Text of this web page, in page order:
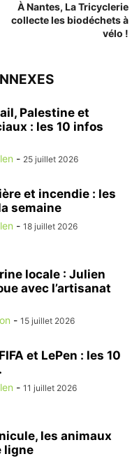
À Nantes, La Tricyclerie
collecte les biodéchets à
vélo !
Palestine et
: les 10 infos
- 25 juillet 2026
et incendie : les
semaine
- 18 juillet 2026
locale : Julien
avec l’artisanat
- 15 juillet 2026
et LePen : les 10
- 11 juillet 2026
les animaux
ligne